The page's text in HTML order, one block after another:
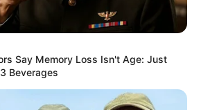
der ehemaligen Fasanerie
als forstlich-ökologisches
eingeweiht. Besucher des
sich über den Wald, den
Tiere und vieles mehr informieren.
unterwww.gg-online.de/html/stadtwal
von hjp.
Say Memory Loss Isn't Age: Just
Beverages